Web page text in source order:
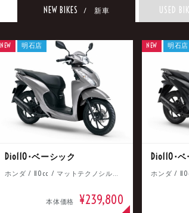
NEW BIKES / 新車 USED
Dio110･ベーシック
ホンダ / 110cc / マットテクノシルバーメタリック
本体価格 ¥239,800
NEW 明石店
Dio110･
NEW 明石店